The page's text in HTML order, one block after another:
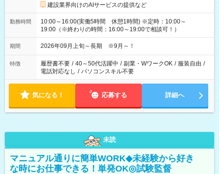
建設業界向けのAIサービスの提供など
勤務時間
10:00～16:00(実働5時間 休憩1時間) ※定時：10:00～
19:00（※終わりの時間：16:00～19:00で相談可！）
期間 2026年09月上旬～長期 ※9月～！
特徴 履歴書不要 / 40～50代活躍中 / 副業・WワークOK / 服装自由 /
電話対応なし / パソコンスキル不要
気になる！ 応募する 詳細へ
未読
マニュアル通りに簡単WORK◆未経験から好き
な時にお仕事できる！単発OK◎試験監督